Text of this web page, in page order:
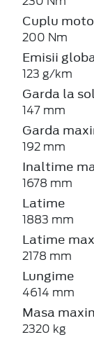
Cuplu
200 Nm
Emisii
123 g/km
Garda la
147 mm
Garda
192 mm
Inaltime
1678 mm
Latime
1883 mm
Latime
2178 mm
Lungime
4614 mm
Masa
2320 kg